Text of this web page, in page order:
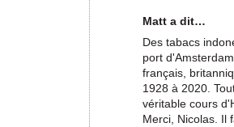
Matt a dit…
Des tabacs
port
français,
1928 à 2020.
véritable cours
Merci, Nicolas. Il